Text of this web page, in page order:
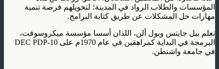
المؤسسات والطلاب الرواد في المدينة؛ لتخويلهم فرصة تنمية
مهارات حل المشكلات عن طريق كتابة البرامج.
تعلم بيل جايتس وبول ألن، اللذان أسسا مؤسسة ميكروسوفت،
البرمجة في البداية كمراهقين في عام 1970م على DEC PDP-10
في جامعة واشنطن.